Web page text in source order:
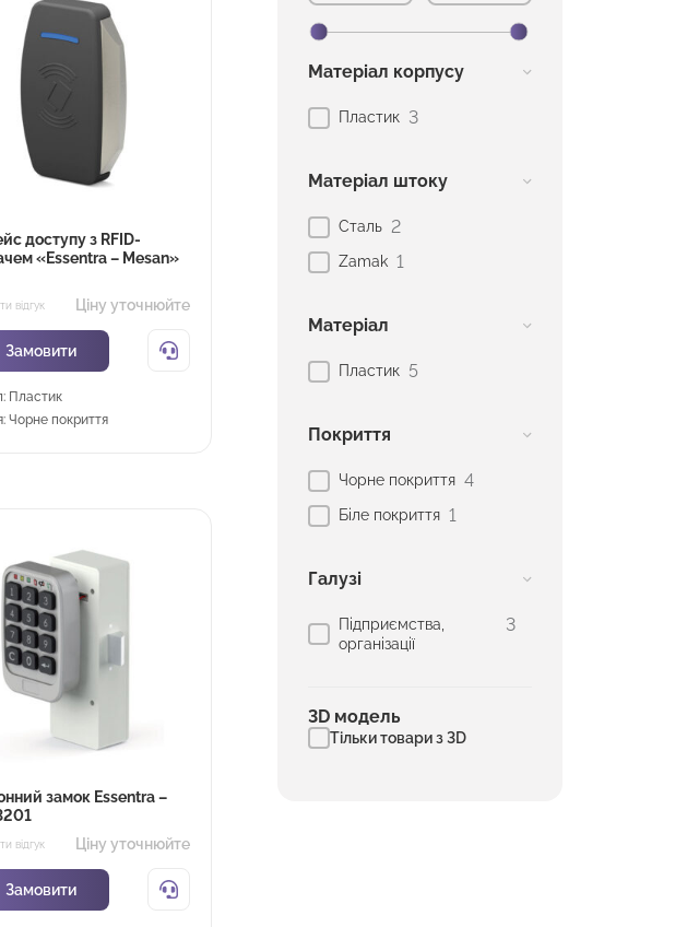
доступу з RFID-
«Essentra – Mesan»
відгук Ціну уточнюйте
Замовити
Пластик
Чорне покриття
замок Essentra –
відгук Ціну уточнюйте
Замовити
Матеріал корпусу
Пластик 3
Матеріал штоку
Сталь 2
Zamak 1
Матеріал
Пластик 5
Покриття
Чорне покриття 4
Біле покриття 1
Галузі
Підприємства,
організації
3
3D модель
Тільки товари з 3D